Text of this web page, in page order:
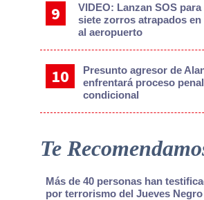
VIDEO: Lanzan SOS
siete zorros atrapados
al aeropuerto
Presunto agresor de
enfrentará proceso
condicional
Te
Más de 40 personas han
por terrorismo del Jueves Negro